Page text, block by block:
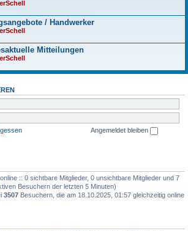
/ Handwerker
Mitteilungen
Angemeldet bleiben
:: 0 sichtbare Mitglieder, 0 unsichtbare Mitglieder und 7
Besuchern der letzten 5 Minuten)
3507 Besuchern, die am 18.10.2025, 01:57 gleichzeitig online